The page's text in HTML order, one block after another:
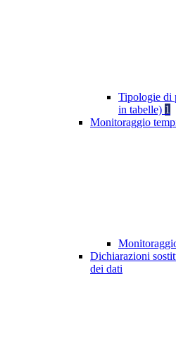
Tipologie di
in tabelle) 1
Monitoraggio
Dichiarazioni
dei dati